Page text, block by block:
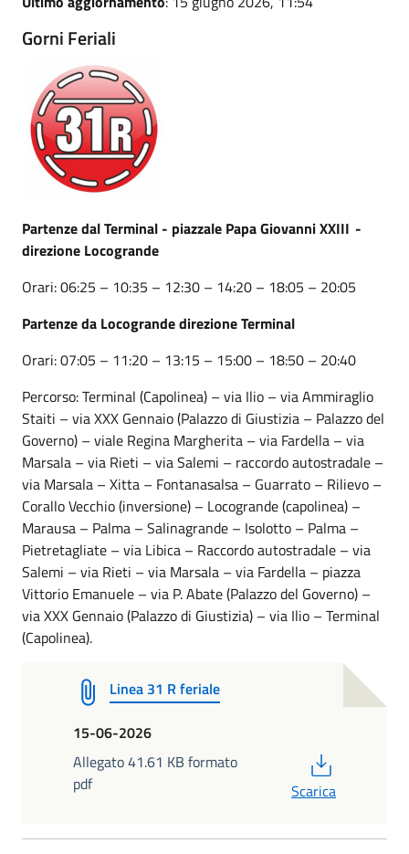
Gorni Feriali
Partenze dal Terminal - piazzale Papa Giovanni XXIII -
direzione Locogrande
Orari: 06:25 – 10:35 – 12:30 – 14:20 – 18:05 – 20:05
Partenze da Locogrande direzione Terminal
Orari: 07:05 – 11:20 – 13:15 – 15:00 – 18:50 – 20:40
Percorso: Terminal (Capolinea) – via Ilio – via Ammiraglio
Staiti – via XXX Gennaio (Palazzo di Giustizia – Palazzo del
Governo) – viale Regina Margherita – via Fardella – via
Marsala – via Rieti – via Salemi – raccordo autostradale –
via Marsala – Xitta – Fontanasalsa – Guarrato – Rilievo –
Corallo Vecchio (inversione) – Locogrande (capolinea) –
Marausa – Palma – Salinagrande – Isolotto – Palma –
Pietretagliate – via Libica – Raccordo autostradale – via
Salemi – via Rieti – via Marsala – via Fardella – piazza
Vittorio Emanuele – via P. Abate (Palazzo del Governo) –
via XXX Gennaio (Palazzo di Giustizia) – via Ilio – Terminal
(Capolinea).
Linea 31 R feriale
15-06-2026
Allegato 41.61 KB formato
pdf
Scarica